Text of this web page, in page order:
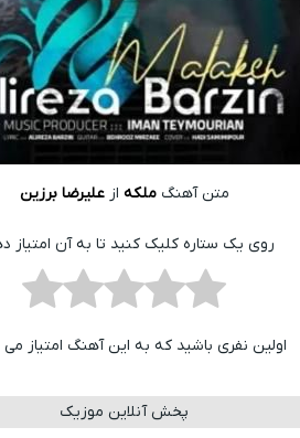
متن آهنگملکه ازعلیرضا برزین
روی یک ستاره کلیک کنید تا به آن امتیاز
اولین نفری باشید که به این آهنگ امتیاز
پخش آنلاین موزیک